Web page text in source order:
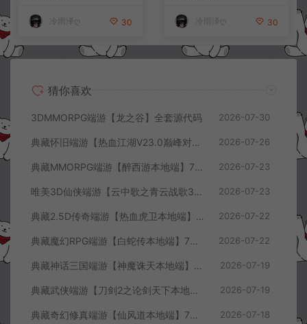
冷雨泽ღ 30 冷雨泽ღ 30
猜你喜欢
3DMMORPG端游【龙之谷】全套源代码 2026-07-30
典藏怀旧端游【热血江湖V23.0巅峰对决】7月最新整理Win一键服务端+GS源码+百宝阁+在线GM工具+PC客户端+详细搭建教程 2026-07-26
典藏MMORPG端游【醉西游本地端】7月最新整理Win一键服务端+GM授权后台+PC客户端+详细搭建教程 2026-07-23
唯美3D仙侠端游【云中歌之青云战歌3D本地端】7月最新整理Win一键服务端+GM工具+PC客户端+详细搭建教程 2026-07-23
典藏2.5D传奇端游【热血虎卫本地端】7月最新整理Win一键服务端+充值教程+PC客户端+详细搭建教程 2026-07-22
典藏魔幻RPG端游【白蛇传本地端】7月最新整理Win一键服务端+GM工具+PC客户端+详细搭建教程 2026-07-22
典藏神话三国端游【神魔诛天本地端】7月最新整理Win一键服务端+充值教程+PC客户端+详细搭建教程 2026-07-19
典藏武侠端游【刀剑2之论剑天下本地端】7月最新整理Win一键服务端+GM工具+PC客户端+详细搭建教程 2026-07-19
典藏奇幻修真端游【仙风道本地端】7月最新整理Win一键服务端+GM工具+PC客户端+详细搭建教程 2026-07-18